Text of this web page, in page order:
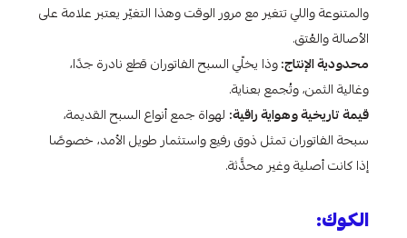
والمتنوعة واللي تتغير مع مرور الوقت وهذا التغيّر يعتبر علامة على
الأصالة والعُتق.
محدودية الإنتاج:وذا يخلّي السبح الفاتوران قطع نادرة جدًا،
وغالية الثمن، وتُجمع بعناية.
قيمة تاريخية وهواية راقية:لهواة جمع أنواع السبح القديمة،
سبحة الفاتوران تمثل ذوق رفيع واستثمار طويل الأمد، خصوصًا
إذا كانت أصلية وغير محدًّثة.
الكوك: